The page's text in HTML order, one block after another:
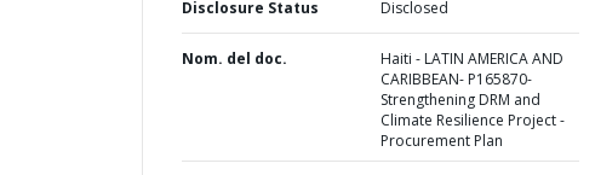
Disclosure Status Disclosed
Nom. del doc.
Haiti - LATIN AMERICA AND
CARIBBEAN- P165870-
Strengthening DRM and
Climate Resilience Project -
Procurement Plan